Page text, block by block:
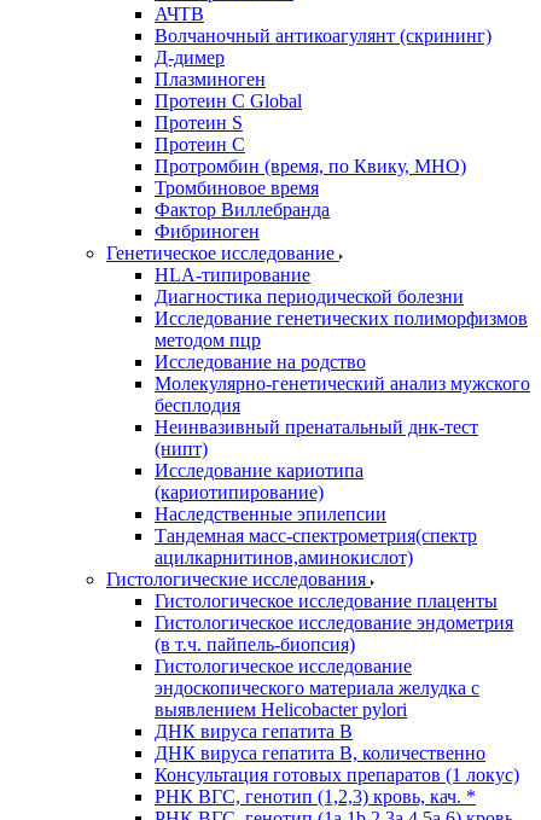
АЧТВ
Волчаночный антикоагулянт (скрининг)
Д-димер
Плазминоген
Протеин C Global
Протеин S
Протеин С
Протромбин (время, по Квику, МНО)
Тромбиновое время
Фактор Виллебранда
Фибриноген
Генетическое исследование
HLA-типирование
Диагностика периодической болезни
Исследование генетических полиморфизмов
методом пцр
Исследование на родство
Молекулярно-генетический анализ мужского
бесплодия
Неинвазивный пренатальный днк-тест
(нипт)
Исследование кариотипа
(кариотипирование)
Наследственные эпилепсии
Тандемная масс-спектрометрия(спектр
ацилкарнитинов,аминокислот)
Гистологические исследования
Гистологическое исследование плаценты
Гистологическое исследование эндометрия
(в т.ч. пайпель-биопсия)
Гистологическое исследование
эндоскопического материала желудка с
выявлением Helicobacter pylori
ДНК вируса гепатита B
ДНК вируса гепатита B, количественно
Консультация готовых препаратов (1 локус)
РНК ВГC, генотип (1,2,3) кровь, кач. *